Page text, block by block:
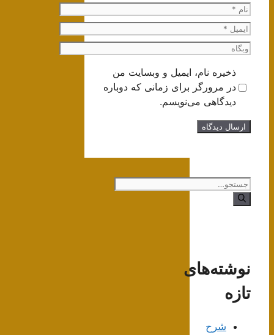
نام
ایمیل
وبگاه
ذخیره نام، ایمیل و وبسایت من
در مرورگر برای زمانی که دوباره
دیدگاهی می‌نویسم.
جستجوی
نوشته‌های
تازه
شرح